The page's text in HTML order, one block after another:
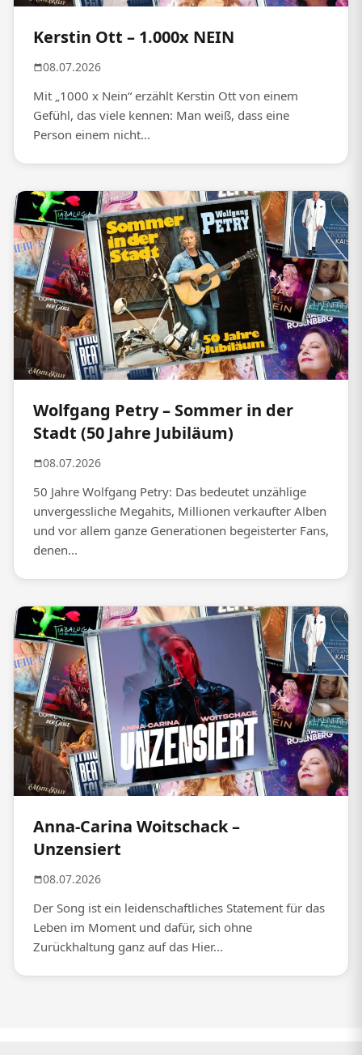
Kerstin Ott – 1.000x NEIN
08.07.2026
Mit „1000 x Nein“ erzählt Kerstin Ott von einem
Gefühl, das viele kennen: Man weiß, dass eine
Person einem nicht...
Wolfgang Petry – Sommer in der
Stadt (50 Jahre Jubiläum)
08.07.2026
50 Jahre Wolfgang Petry: Das bedeutet unzählige
unvergessliche Megahits, Millionen verkaufter Alben
und vor allem ganze Generationen begeisterter Fans,
denen...
Anna-Carina Woitschack –
Unzensiert
08.07.2026
Der Song ist ein leidenschaftliches Statement für das
Leben im Moment und dafür, sich ohne
Zurückhaltung ganz auf das Hier...